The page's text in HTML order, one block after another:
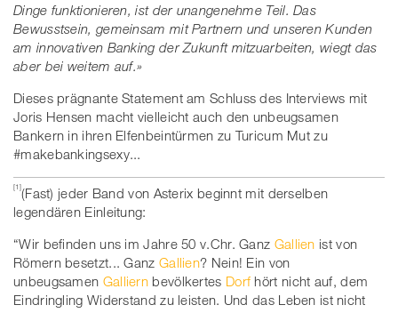
Dinge funktionieren, ist der unangenehme Teil. Das
Bewusstsein, gemeinsam mit Partnern und unseren Kunden
am innovativen Banking der Zukunft mitzuarbeiten, wiegt das
aber bei weitem auf.»
Dieses prägnante Statement am Schluss des Interviews mit
Joris Hensen macht vielleicht auch den unbeugsamen
Bankern in ihren Elfenbeintürmen zu Turicum Mut zu
#makebankingsexy...
[1](Fast) jeder Band von Asterix beginnt mit derselben
legendären Einleitung:
“Wir befinden uns im Jahre 50 v.Chr. Ganz Gallien ist von
Römern besetzt... Ganz Gallien? Nein! Ein von
unbeugsamen Galliern bevölkertes Dorf hört nicht auf, dem
Eindringling Widerstand zu leisten. Und das Leben ist nicht